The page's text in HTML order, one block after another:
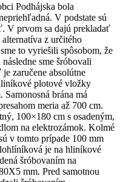
Podhájska bola
V podstate sú
V prvom sa dajú prekladať
z určitého
to vyriešili spôsobom, že
sme šróbovali
zaručene absolútne
plotové vložky
Samonosná brána má
meria až 700 cm.
100×180 cm s osadeným,
na elektrozámok. Kolmé
v tomto prípade 100 mm
je na hliníkové
šróbovaním na
mm. Pred samotnou